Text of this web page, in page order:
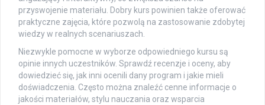
przyswojenie materiału. Dobry kurs powinien także oferować
praktyczne zajęcia, które pozwolą na zastosowanie zdobytej
wiedzy w realnych scenariuszach.
Niezwykle pomocne w wyborze odpowiedniego kursu są
opinie innych uczestników. Sprawdź recenzje i oceny, aby
dowiedzieć się, jak inni ocenili dany program i jakie mieli
doświadczenia. Często można znaleźć cenne informacje o
jakości materiałów, stylu nauczania oraz wsparcia